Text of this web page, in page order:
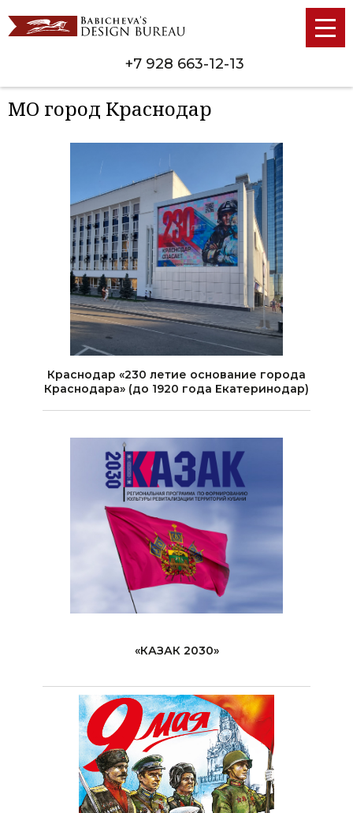
+7 928 663-12-13
МО город Краснодар
Краснодар «230 летие основание города
Краснодара» (до 1920 года Екатеринодар)
«КАЗАК 2030»